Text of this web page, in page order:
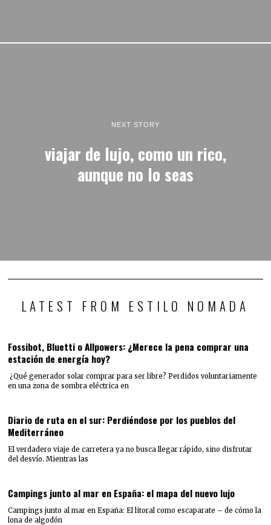
NEXT STORY
viajar de lujo, como un rico,
aunque no lo seas
LATEST FROM ESTILO NOMADA
Fossibot, Bluetti o Allpowers: ¿Merece la pena comprar una
estación de energía hoy?
¿Qué generador solar comprar para ser libre? Perdidos voluntariamente
en una zona de sombra eléctrica en
Diario de ruta en el sur: Perdiéndose por los pueblos del
Mediterráneo
El verdadero viaje de carretera ya no busca llegar rápido, sino disfrutar
del desvío. Mientras las
Campings junto al mar en España: el mapa del nuevo lujo
Campings junto al mar en España: El litoral como escaparate – de cómo la
lona de algodón